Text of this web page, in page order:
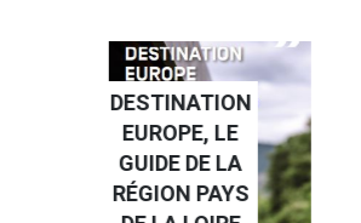
RÉDIGER
SON CV
EN
ANGLAIS